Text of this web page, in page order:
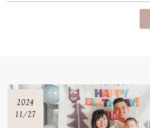
2024
11/27